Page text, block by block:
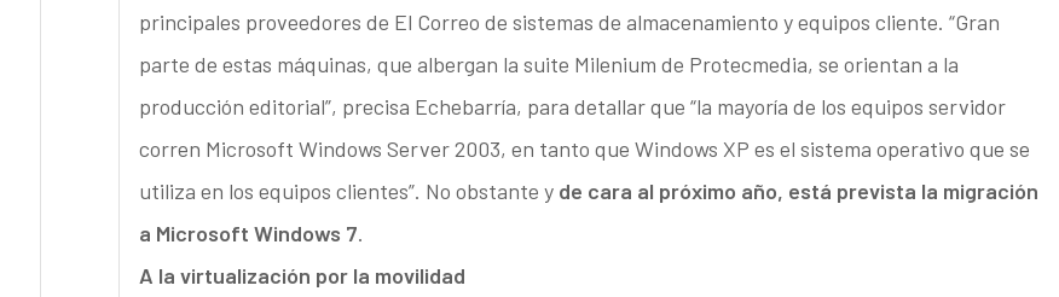
principales proveedores de El Correo de sistemas de almacenamiento y equipos cliente. “Gran
parte de estas máquinas, que albergan la suite Milenium de Protecmedia, se orientan a la
producción editorial”, precisa Echebarría, para detallar que “la mayoría de los equipos servidor
corren Microsoft Windows Server 2003, en tanto que Windows XP es el sistema operativo que se
utiliza en los equipos clientes”. No obstante y de cara al próximo año, está prevista la migración
a Microsoft Windows 7.
A la virtualización por la movilidad